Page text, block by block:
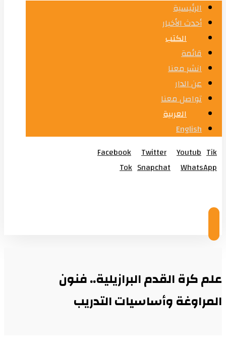
الرئيسية
أحدث الأخبار
الكتب
قائمة
انشر معنا
عن الدار
تواصل معنا
العربية
English
Facebook
Twitter Youtub Tik
Tok Snapchat
WhatsApp
علم كرة القدم البرازيلية.. فنون
المراوغة وأساسيات التدريب